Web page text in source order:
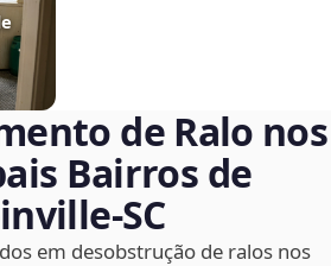
de Ralo nos
Bairros de
em desobstrução de ralos nos